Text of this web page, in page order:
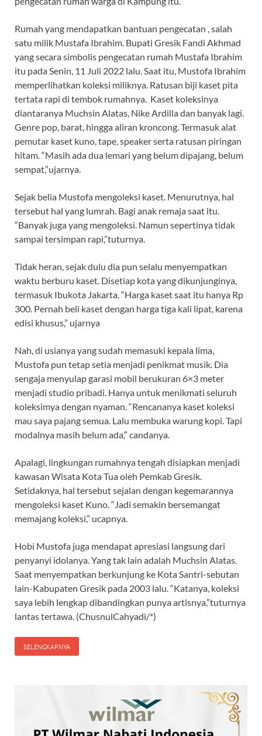
Rumah yang mendapatkan bantuan pengecatan , salah
satu milik Mustafa Ibrahim. Bupati Gresik Fandi Akhmad
yang secara simbolis pengecatan rumah Mustafa Ibrahim
itu pada Senin, 11 Juli 2022 lalu. Saat itu, Mustofa Ibrahim
memperlihatkan koleksi miliknya. Ratusan biji kaset pita
tertata rapi di tembok rumahnya. Kaset koleksinya
diantaranya Muchsin Alatas, Nike Ardilla dan banyak lagi.
Genre pop, barat, hingga aliran kroncong. Termasuk alat
pemutar kaset kuno, tape, speaker serta ratusan piringan
hitam. “Masih ada dua lemari yang belum dipajang, belum
sempat,”ujarnya.
Sejak belia Mustofa mengoleksi kaset. Menurutnya, hal
tersebut hal yang lumrah. Bagi anak remaja saat itu.
“Banyak juga yang mengoleksi. Namun sepertinya tidak
sampai tersimpan rapi,”tuturnya.
Tidak heran, sejak dulu dia pun selalu menyempatkan
waktu berburu kaset. Disetiap kota yang dikunjunginya,
termasuk Ibukota Jakarta. “Harga kaset saat itu hanya Rp
300. Pernah beli kaset dengan harga tiga kali lipat, karena
edisi khusus,” ujarnya
Nah, di usianya yang sudah memasuki kepala lima,
Mustofa pun tetap setia menjadi penikmat musik. Dia
sengaja menyulap garasi mobil berukuran 6×3 meter
menjadi studio pribadi. Hanya untuk menikmati seluruh
koleksimya dengan nyaman. “Rencananya kaset koleksi
mau saya pajang semua. Lalu membuka warung kopi. Tapi
modalnya masih belum ada,” candanya.
Apalagi, lingkungan rumahnya tengah disiapkan menjadi
kawasan Wisata Kota Tua oleh Pemkab Gresik.
Setidaknya, hal tersebut sejalan dengan kegemarannya
mengoleksi kaset Kuno. “Jadi semakin bersemangat
memajang koleksi,” ucapnya.
Hobi Mustofa juga mendapat apresiasi langsung dari
penyanyi idolanya. Yang tak lain adalah Muchsin Alatas.
Saat menyempatkan berkunjung ke Kota Santri-sebutan
lain-Kabupaten Gresik pada 2003 lalu. “Katanya, koleksi
saya lebih lengkap dibandingkan punya artisnya,”tuturnya
lantas tertawa. (ChusnulCahyadi/*)
SELENGKAPNYA